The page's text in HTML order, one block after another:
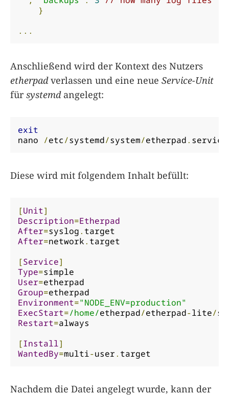
}
...
Anschließend wird der Kontext des Nutzers
etherpadverlassen und eine neue Service-Unit
fürsystemdangelegt:
exit
nano /etc/systemd/system/etherpad. service
Diese wird mit folgendem Inhalt befüllt:
[Unit]
Description=Etherpad
After=syslog.
After=network. target
[Service]
Type=
User=
Group=
Environment="NODE_ENV=production"
ExecStart=/home/etherpad/etherpad-lite/
Restart=always
[Install]
WantedBy=multi-user. target
Nachdem die Datei angelegt wurde, kann der